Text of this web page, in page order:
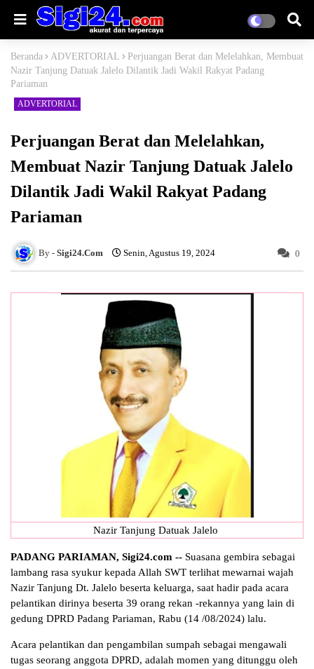
Beranda ADVERTORIAL
Perjuangan Berat dan Melelahkan, Membuat
Nazir Tanjung Datuak Jalelo Dilantik Jadi Wakil Rakyat Padang
Pariaman
ADVERTORIAL
Perjuangan Berat dan Melelahkan,
Membuat Nazir Tanjung Datuak Jalelo
Dilantik Jadi Wakil Rakyat Padang
Pariaman
Sigi24.Com Senin, Agustus 19, 2024 0
Nazir Tanjung Datuak Jalelo
PADANG PARIAMAN, Sigi24.com -- Suasana gembira sebagai
lambang rasa syukur kepada Allah SWT terlihat mewarnai wajah
Nazir Tanjung Dt. Jalelo beserta keluarga, saat hadir pada acara
pelantikan dirinya beserta 39 orang rekan -rekannya yang lain di
gedung DPRD Padang Pariaman, Rabu (14 /08/2024) lalu.
Acara pelantikan dan pengambilan sumpah sebagai mengawali
tugas seorang anggota DPRD, adalah momen yang ditunggu oleh